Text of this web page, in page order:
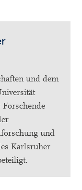
und dem
und
Karlsruher